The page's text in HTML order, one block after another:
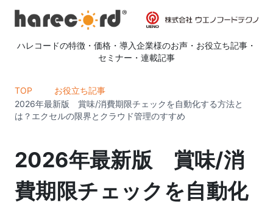
ハレコードの特徴 ・ 価格 ・ 導入企業様のお声 ・ お役立ち記事 ・
セミナー ・ 連載記事
TOP
お役立ち記事
2026年最新版 賞味/消費期限チェックを自動化する方法と
は？エクセルの限界とクラウド管理のすすめ
2026年最新版 賞味/消
費期限チェックを自動化